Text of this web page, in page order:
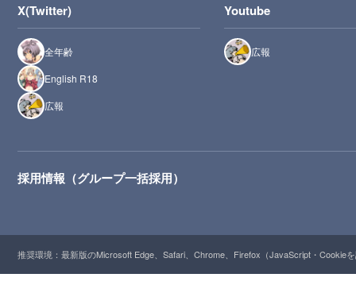
X(Twitter)
全年齢
English R18
広報
Youtube
広報
採用情報（グループ一括採用）
推奨環境：最新版のMicrosoft Edge、Safari、Chrome、Firefox（JavaScript・Cookie